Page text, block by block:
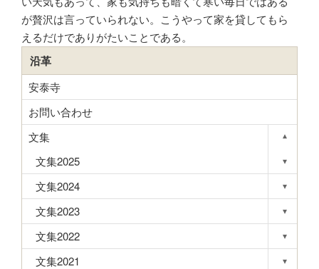
が贅沢は言っていられない。こうやって家を貸してもら
えるだけでありがたいことである。
沿革
安泰寺
お問い合わせ
文集
▾
文集2025 ▾
文集2024 ▾
文集2023 ▾
文集2022 ▾
文集2021 ▾